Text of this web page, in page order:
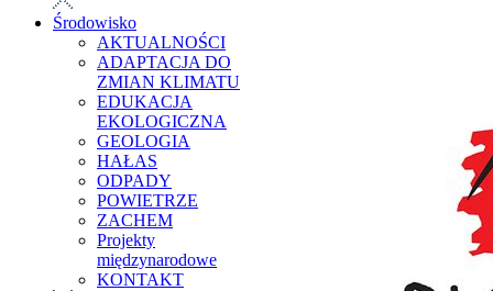
Środowisko
AKTUALNOŚCI
ADAPTACJA DO
ZMIAN KLIMATU
EDUKACJA
EKOLOGICZNA
GEOLOGIA
HAŁAS
ODPADY
POWIETRZE
ZACHEM
Projekty
międzynarodowe
KONTAKT